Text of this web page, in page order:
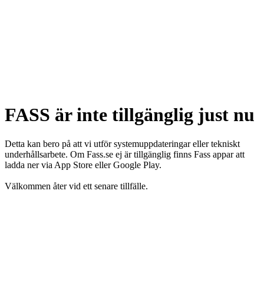
FASS är inte tillgänglig just nu
Detta kan bero på att vi utför systemuppdateringar eller tekniskt
underhållsarbete. Om Fass.se ej är tillgänglig finns Fass appar att
ladda ner via App Store eller Google Play.
Välkommen åter vid ett senare tillfälle.